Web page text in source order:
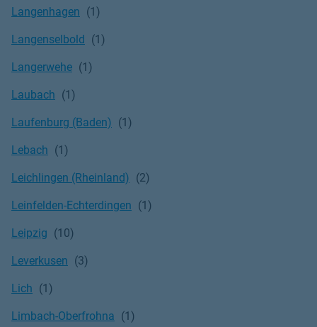
Langenhagen
Langenselbold
Langerwehe
Laubach
Laufenburg (Baden)
Lebach
Leichlingen (Rheinland)
Leinfelden-Echterdingen
Leipzig
Leverkusen
Lich
Limbach-Oberfrohna